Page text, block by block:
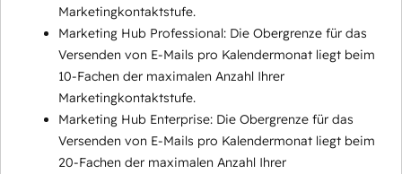
Marketingkontaktstufe.
Marketing Hub Professional: Die Obergrenze für das
Versenden von E-Mails pro Kalendermonat liegt beim
10-Fachen der maximalen Anzahl Ihrer
Marketingkontaktstufe.
Marketing Hub Enterprise: Die Obergrenze für das
Versenden von E-Mails pro Kalendermonat liegt beim
20-Fachen der maximalen Anzahl Ihrer